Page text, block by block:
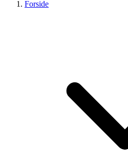
Forside